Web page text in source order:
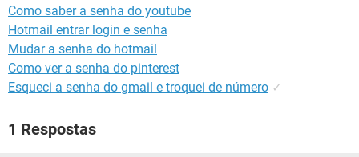
Como saber a senha do youtube
Hotmail entrar login e senha
Mudar a senha do hotmail
Como ver a senha do pinterest
Esqueci a senha do gmail e troquei de número ✓
1 Respostas